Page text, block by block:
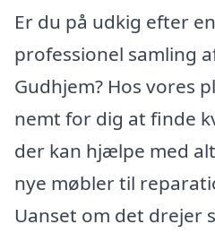
Er du på udkig efter
professionel samling
Gudhjem? Hos vores
nemt for dig at finde
der kan hjælpe med
nye møbler til
Uanset om det drejer